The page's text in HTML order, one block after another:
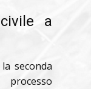
a
seconda